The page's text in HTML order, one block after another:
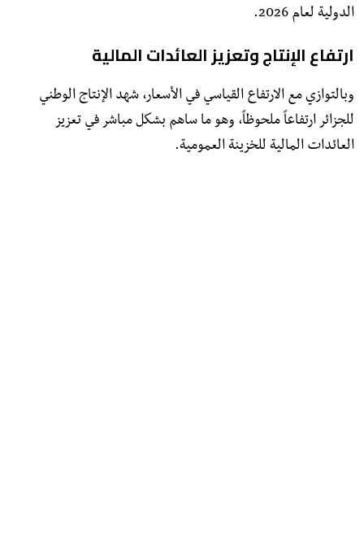
الدولية لعام 2026.
ارتفاع الإنتاج وتعزيز العائدات المالية
​وبالتوازي مع الارتفاع القياسي في الأسعار، شهد الإنتاج الوطني
للجزائر ارتفاعاً ملحوظاً، وهو ما ساهم بشكل مباشر في تعزيز
العائدات المالية للخزينة العمومية.